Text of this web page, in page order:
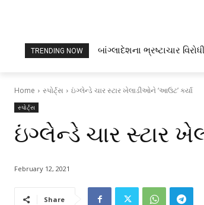
TRENDING NOW બાંગ્લાદેશના ભ્રષ્ટાચાર
Home સ્પોર્ટ્સ ઇંગ્લેન્ડે ચાર સ્ટાર ખેલાડીઓને ‘આઉટ’ કર્યા
સ્પોર્ટ્સ
ઇંગ્લેન્ડે ચાર સ્ટાર
February 12, 2021
Share